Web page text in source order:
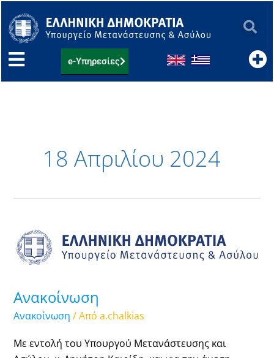
στο
περιεχόμενο
e-Υπηρεσίες
18 Απριλίου 2024
Ανακοίνωση
Ανακοίνωση / Από a.chalkias
Με εντολή του Υπουργού Μετανάστευσης και
Ανακοίνωση